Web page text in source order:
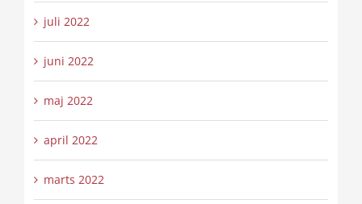
juli 2022
juni 2022
maj 2022
april 2022
marts 2022